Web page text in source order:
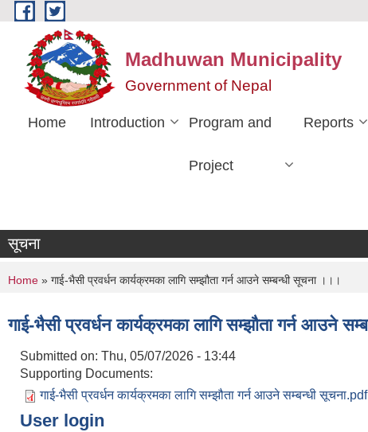
Skip to main content
Madhuwan Municipality
Government of Nepal
Home Introduction Program and
Project
Reports
सूचना
You are here
Home » गाई-भैसी प्रवर्धन कार्यक्रमका लागि सम्झौता गर्न आउने सम्बन्धी सूचना ।।।
गाई-भैसी प्रवर्धन कार्यक्रमका लागि सम्झौता गर्न आउने
Submitted on: Thu, 05/07/2026 - 13:44
Supporting Documents:
गाई-भैसी प्रवर्धन कार्यक्रमका लागि सम्झौता गर्न आउने सम्बन्धी सूचना.pdf
User login